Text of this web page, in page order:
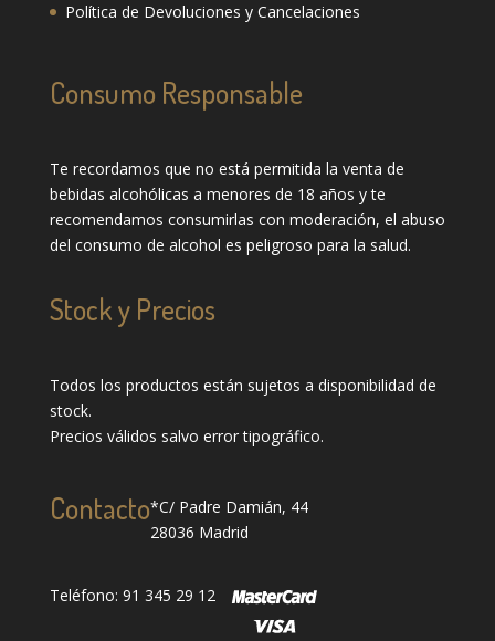
Política de Devoluciones y Cancelaciones
Consumo Responsable
Te recordamos que no está permitida la venta de
bebidas alcohólicas a menores de 18 años y te
recomendamos consumirlas con moderación, el abuso
del consumo de alcohol es peligroso para la salud.
Stock y Precios
Todos los productos están sujetos a disponibilidad de
stock.
Precios válidos salvo error tipográfico.
Contacto*C/ Padre Damián, 44
28036 Madrid
Teléfono: 91 345 29 12